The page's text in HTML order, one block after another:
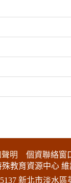
明 個資聯絡窗
教育資源中心 維
新北市淡水區